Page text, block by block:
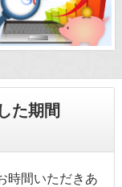
た期間
時間いただきあ